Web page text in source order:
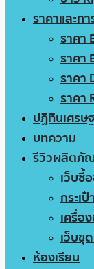
ราคาและกา
ราคา
ราคา
ราคา
ราคา
ปฏิทินเศรษ
บทความ
รีวิวผลิตภั
เว็บซื้
กระเ
เครื่อ
เว็บขุ
ห้องเรียน